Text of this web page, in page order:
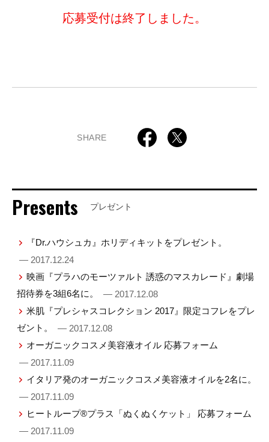
応募受付は終了しました。
SHARE
Presents プレゼント
『Dr.ハウシュカ』ホリディキットをプレゼント。
— 2017.12.24
映画『プラハのモーツァルト 誘惑のマスカレード』劇場
招待券を3組6名に。
— 2017.12.08
米肌『プレシャスコレクション 2017』限定コフレをプレ
ゼント。
— 2017.12.08
オーガニックコスメ美容液オイル 応募フォーム
— 2017.11.09
イタリア発のオーガニックコスメ美容液オイルを2名に。
— 2017.11.09
ヒートループ®プラス「ぬくぬくケット」 応募フォーム
— 2017.11.09